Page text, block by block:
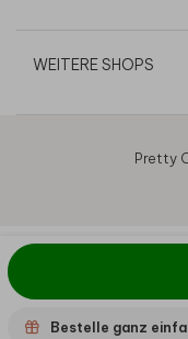
Bestelle ganz
WEITERE SHOPS
Pretty
AGB Datenschutz